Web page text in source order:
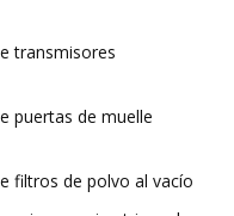
transmisores
puertas de muelle
filtros de polvo al vacío